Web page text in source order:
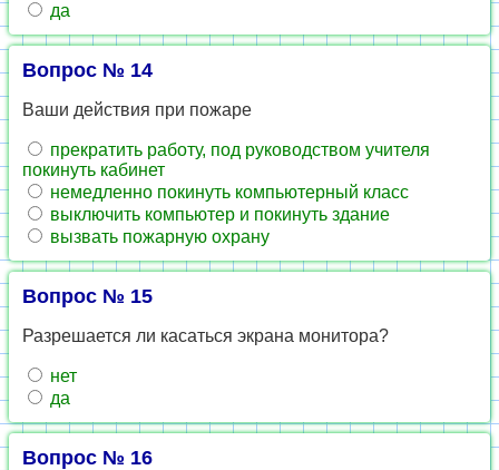
да
Вопрос № 14
Ваши действия при пожаре
прекратить работу, под руководством учителя
покинуть кабинет
немедленно покинуть компьютерный класс
выключить компьютер и покинуть здание
вызвать пожарную охрану
Вопрос № 15
Разрешается ли касаться экрана монитора?
нет
да
Вопрос № 16